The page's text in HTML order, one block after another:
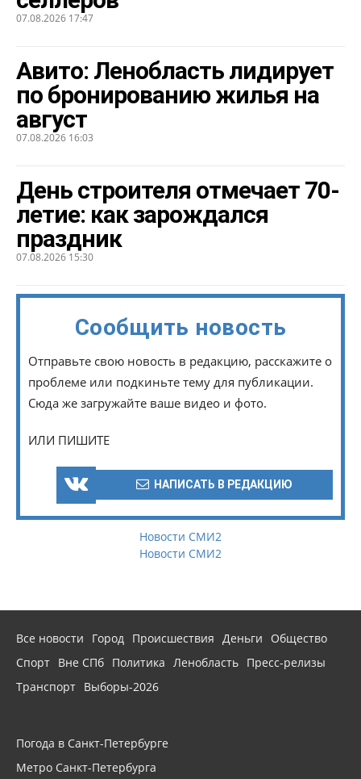
07.08.2026 17:47
Авито: Ленобласть лидирует
по бронированию жилья на
август
07.08.2026 16:03
День строителя отмечает 70-
летие: как зарождался
праздник
07.08.2026 15:30
Сообщить новость
Отправьте свою новость в редакцию, расскажите о
проблеме или подкиньте тему для публикации.
Сюда же загружайте ваше видео и фото.
ИЛИ ПИШИТЕ
НАПИСАТЬ В РЕДАКЦИЮ
Новости СМИ2
Новости СМИ2
Все новости Город Происшествия Деньги
Общество
Спорт Вне СПб Политика Ленобласть Пресс-релизы
Транспорт Выборы-2026
Погода в Санкт-Петербурге
Метро Санкт-Петербурга